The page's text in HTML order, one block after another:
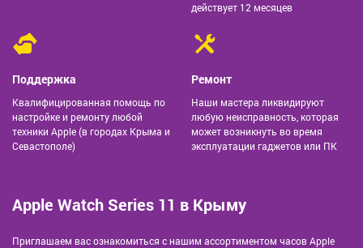
действует 12 месяцев
Поддержка
Квалифицированная помощь по
настройке и ремонту любой
техники Apple (в городах Крыма и
Севастополе)
Ремонт
Наши мастера ликвидируют
любую неисправность, которая
может возникнуть во время
эксплуатации гаджетов или ПК
Apple Watch Series 11 в Крыму
Приглашаем вас ознакомиться с нашим ассортиментом часов Apple